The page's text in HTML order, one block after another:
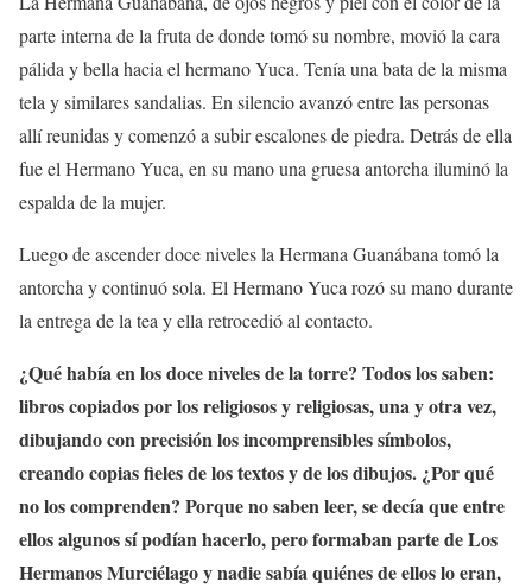
parte interna de la fruta de donde tomó su nombre, movió la cara
pálida y bella hacia el hermano Yuca. Tenía una bata de la misma
tela y similares sandalias. En silencio avanzó entre las personas
allí reunidas y comenzó a subir escalones de piedra. Detrás de ella
fue el Hermano Yuca, en su mano una gruesa antorcha iluminó la
espalda de la mujer.
Luego de ascender doce niveles la Hermana Guanábana tomó la
antorcha y continuó sola. El Hermano Yuca rozó su mano durante
la entrega de la tea y ella retrocedió al contacto.
¿Qué había en los doce niveles de la torre? Todos los saben:
libros copiados por los religiosos y religiosas, una y otra vez,
dibujando con precisión los incomprensibles símbolos,
creando copias fieles de los textos y de los dibujos. ¿Por qué
no los comprenden? Porque no saben leer, se decía que entre
ellos algunos sí podían hacerlo, pero formaban parte de Los
Hermanos Murciélago y nadie sabía quiénes de ellos lo eran,